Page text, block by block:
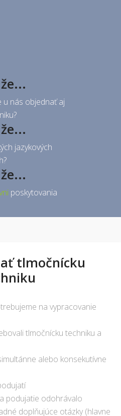
u nás objednať aj
jazykových
poskytovania
tlmočnícku
na vypracovanie
tlmočnícku techniku a
alebo konsekutívne
podujatie odohrávalo
doplňujúce otázky (hlavne